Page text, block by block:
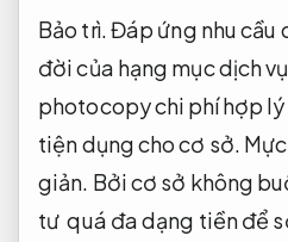
Bảo trì. Đáp ứng nhu cầu
đời của hạng mục dịch
photocopy chi phí hợp
tiện dụng cho cơ sở. Mực
giản. Bởi cơ sở không
tư quá đa dạng tiền để